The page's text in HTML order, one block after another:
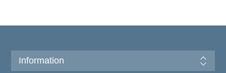
Information